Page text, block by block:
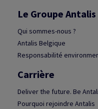
Le Groupe Antalis
Qui sommes-nous ?
Antalis Belgique
Responsabilité
Carrière
Deliver the future. Be
Pourquoi rejoindre Antalis